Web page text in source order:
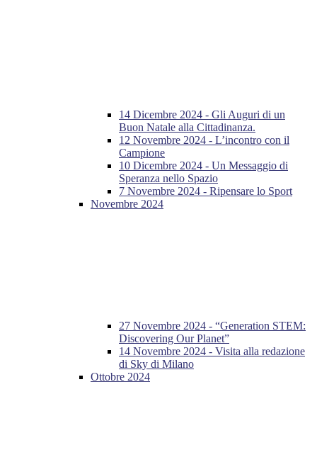
14 Dicembre 2024 - Gli Auguri di un
Buon Natale alla Cittadinanza.
12 Novembre 2024 - L’incontro con il
Campione
10 Dicembre 2024 - Un Messaggio di
Speranza nello Spazio
7 Novembre 2024 - Ripensare lo Sport
Novembre 2024
27 Novembre 2024 - “Generation STEM:
Discovering Our Planet”
14 Novembre 2024 - Visita alla redazione
di Sky di Milano
Ottobre 2024